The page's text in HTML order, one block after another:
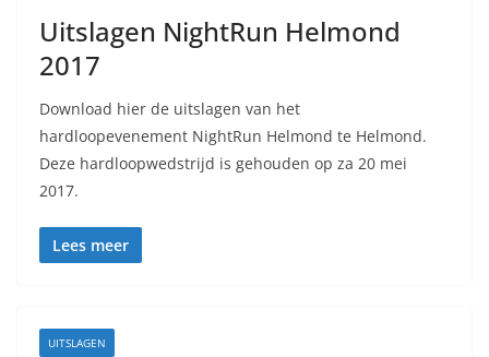
Uitslagen NightRun Helmond
2017
Download hier de uitslagen van het
hardloopevenement NightRun Helmond te Helmond.
Deze hardloopwedstrijd is gehouden op za 20 mei
2017.
Lees meer
UITSLAGEN